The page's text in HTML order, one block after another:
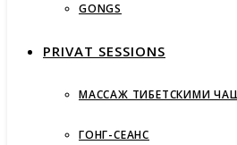
GONGS
PRIVAT SESSIONS
МАССАЖ ТИБЕТСКИМИ
ГОНГ-СЕАНС